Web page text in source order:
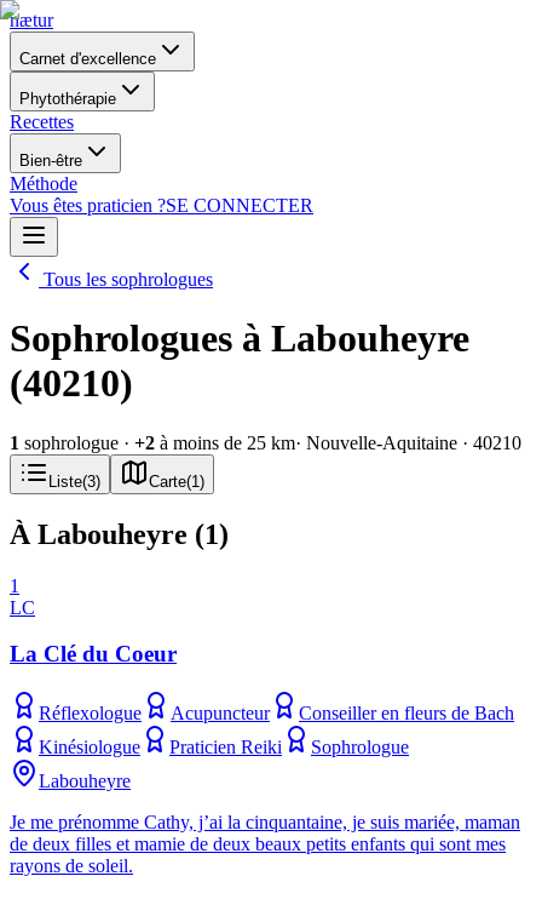
nætur
Carnet d'excellence
Phytothérapie
Recettes
Bien-être
Méthode
Vous êtes praticien ?SE CONNECTER
Tous les sophrologues
Sophrologues à Labouheyre
(40210)
1 sophrologue · +2 à moins de 25 km· Nouvelle-Aquitaine · 40210
Liste(3) Carte(1 )
À Labouheyre (1)
1
LC
La Clé du Coeur
Réflexologue Acupuncteur
Conseiller en fleurs de Bach
Kinésiologue
Praticien Reiki
Sophrologue
Labouheyre
Je me prénomme Cathy, j’ai la cinquantaine, je suis mariée, maman
de deux filles et mamie de deux beaux petits enfants qui sont mes
rayons de soleil.